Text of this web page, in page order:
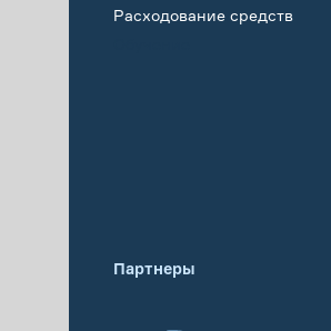
Расходование средств
Партнеры